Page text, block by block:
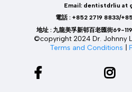
Email: dentistdrliu at
電話 : +852 2719 8833/
地址 : 九龍美孚新邨百老匯街69-
©copyright 2024 Dr. Johnny
Terms and Conditions